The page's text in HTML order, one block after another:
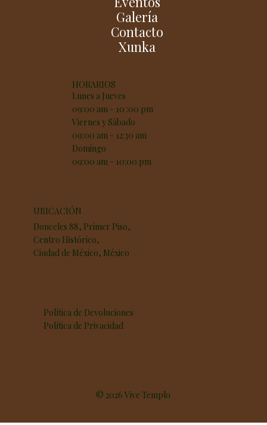
Galería
Contacto
Xunka
HORARIOS
Lunes a Jueves
09:00 am - 10 :00 pm
Viernes y Sábado
09:00 am - 12:30 am
Domingo
09:00 am - 10:00 pm
UBICACIÓN
Donceles 88, Primer Piso,
Centro Histórico,
Ciudad de México, México
Política de Devoluciones
Política de Privacidad
© 2026 Vive Templo